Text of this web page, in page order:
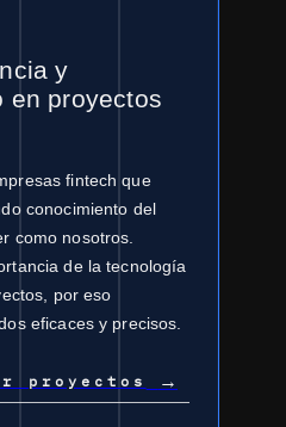
y
en proyectos
fintech que
conocimiento del
como nosotros.
de la tecnología
por eso
eficaces y precisos.
proyectos →